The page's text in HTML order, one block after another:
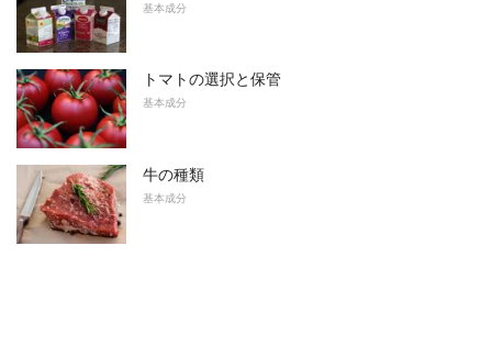
基本成分
トマトの選択と保管
基本成分
牛の種類
基本成分